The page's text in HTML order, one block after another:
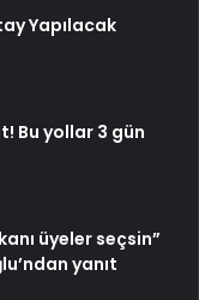
Yapılacak
Bu yollar 3 gün
üyeler seçsin”
yanıt